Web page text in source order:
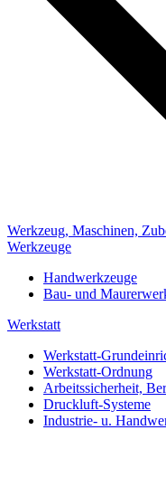
Werkzeug, Maschinen,
Werkzeuge
Handwerkzeuge
Bau- und
Werkstatt
Werkstatt-
Werkstatt-Ordnung
Arbeitssicherheit,
Druckluft-Systeme
Industrie- u.